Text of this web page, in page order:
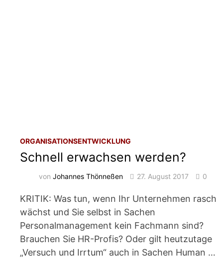
ORGANISATIONSENTWICKLUNG
Schnell erwachsen werden?
vonJohannes Thönneßen 27. August 2017 0
KRITIK: Was tun, wenn Ihr Unternehmen rasch
wächst und Sie selbst in Sachen
Personalmanagement kein Fachmann sind?
Brauchen Sie HR-Profis? Oder gilt heutzutage
„Versuch und Irrtum“ auch in Sachen Human …